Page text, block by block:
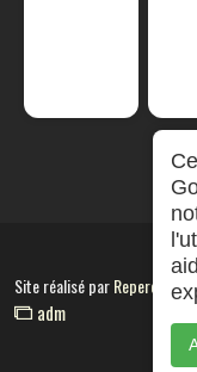
Site réalisé parRepereCom
adm